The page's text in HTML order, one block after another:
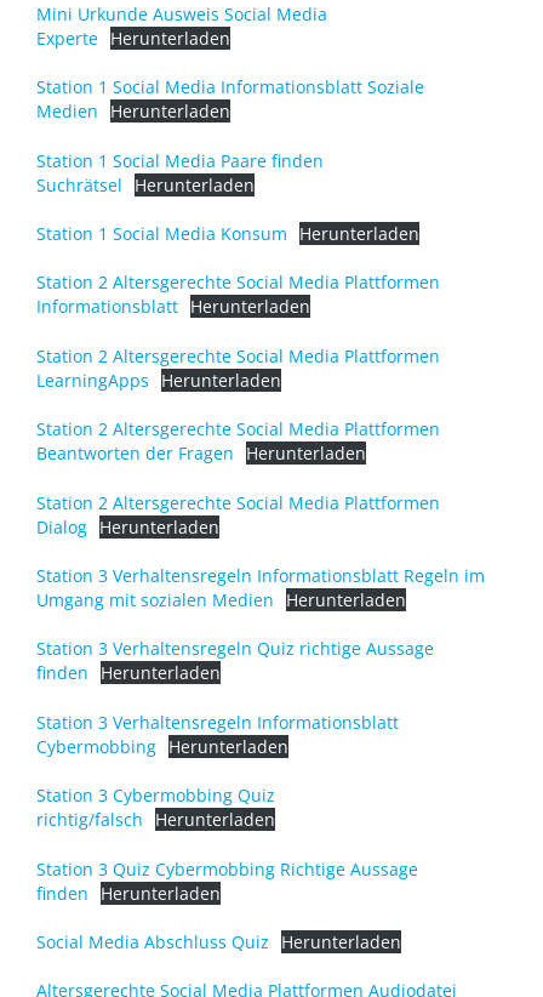
Mini Urkunde Ausweis Social Media
Experte Herunterladen
Station 1 Social Media Informationsblatt Soziale
Medien
Herunterladen
Station 1 Social Media Paare finden
Suchrätsel
Herunterladen
Station 1 Social Media Konsum Herunterladen
Station 2 Altersgerechte Social Media Plattformen
Informationsblatt Herunterladen
Station 2 Altersgerechte Social Media Plattformen
LearningApps
Herunterladen
Station 2 Altersgerechte Social Media Plattformen
Beantworten der Fragen
Herunterladen
Station 2 Altersgerechte Social Media Plattformen
Dialog Herunterladen
Station 3 Verhaltensregeln Informationsblatt Regeln im
Umgang mit sozialen Medien
Herunterladen
Station 3 Verhaltensregeln Quiz richtige Aussage
finden
Herunterladen
Station 3 Verhaltensregeln Informationsblatt
Cybermobbing Herunterladen
Station 3 Cybermobbing Quiz
richtig/falsch
Herunterladen
Station 3 Quiz Cybermobbing Richtige Aussage
finden
Herunterladen
Social Media Abschluss Quiz Herunterladen
Altersgerechte Social Media Plattformen Audiodatei